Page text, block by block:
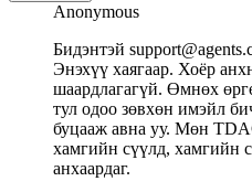
Anonymous
Бидэнтэй
Энэхүү хаягаар. Хоёр
шаардлагагүй. Өмнөх
тул одоо зөвхөн имэйл
буцааж авна уу. Мөн
хамгийн сүүлд, хамгийн
анхаардаг.